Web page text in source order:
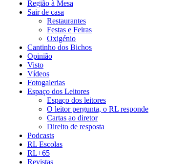
Região à Mesa
Sair de casa
Restaurantes
Festas e Feiras
Oxigénio
Cantinho dos Bichos
Opinião
Visto
Vídeos
Fotogalerias
Espaço dos Leitores
Espaço dos leitores
O leitor pergunta, o RL responde
Cartas ao diretor
Direito de resposta
Podcasts
RL Escolas
RL+65
Revistas